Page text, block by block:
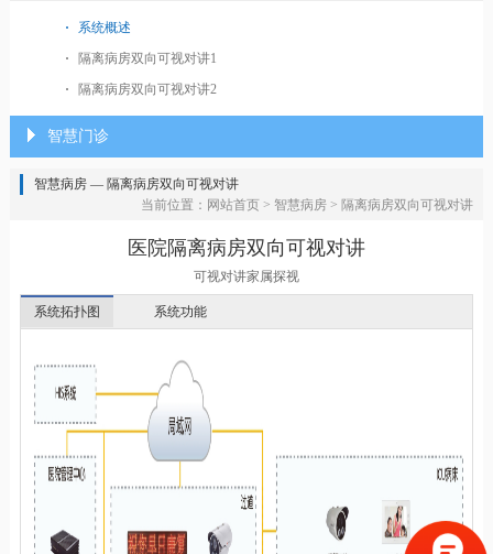
系统概述
隔离病房双向可视对讲1
隔离病房双向可视对讲2
智慧门诊
智慧病房 — 隔离病房双向可视对讲
当前位置： 网站首页 > 智慧病房 >隔离病房双向可视对讲
医院隔离病房双向可视对讲
可视对讲家属探视
系统拓扑图 系统功能